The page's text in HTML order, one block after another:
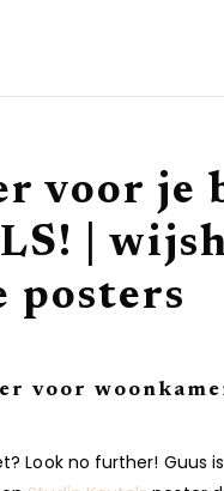
voor je
|
posters
voor
Look no further! Guus